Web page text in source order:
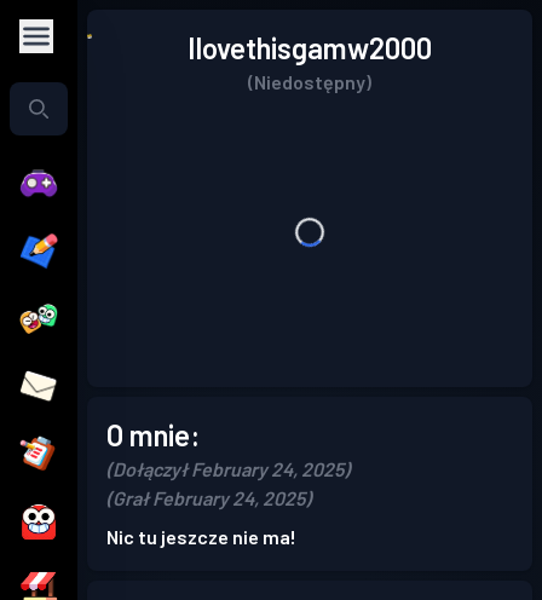
Ilovethisgamw2000
(Niedostępny)
O mnie:
(Dołączył February 24, 2025)
(Grał February 24, 2025)
Nic tu jeszcze nie ma!